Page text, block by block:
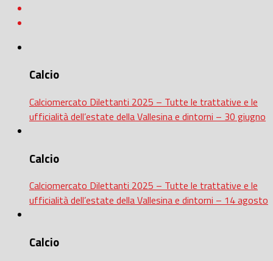
Calcio
Calciomercato Dilettanti 2025 – Tutte le trattative e le
ufficialità dell’estate della Vallesina e dintorni – 30 giugno
Calcio
Calciomercato Dilettanti 2025 – Tutte le trattative e le
ufficialità dell’estate della Vallesina e dintorni – 14 agosto
Calcio